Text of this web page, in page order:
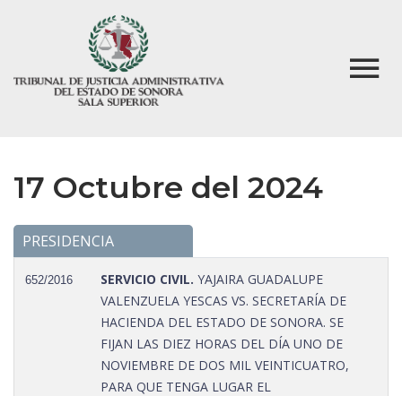
17 Octubre del 2024
PRESIDENCIA
652/2016 SERVICIO CIVIL. YAJAIRA GUADALUPE
VALENZUELA YESCAS VS. SECRETARÍA DE
HACIENDA DEL ESTADO DE SONORA. SE
FIJAN LAS DIEZ HORAS DEL DÍA UNO DE
NOVIEMBRE DE DOS MIL VEINTICUATRO,
PARA QUE TENGA LUGAR EL